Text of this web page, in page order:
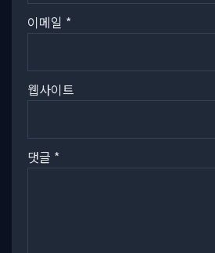
이메일 *
웹사이트
댓글 *